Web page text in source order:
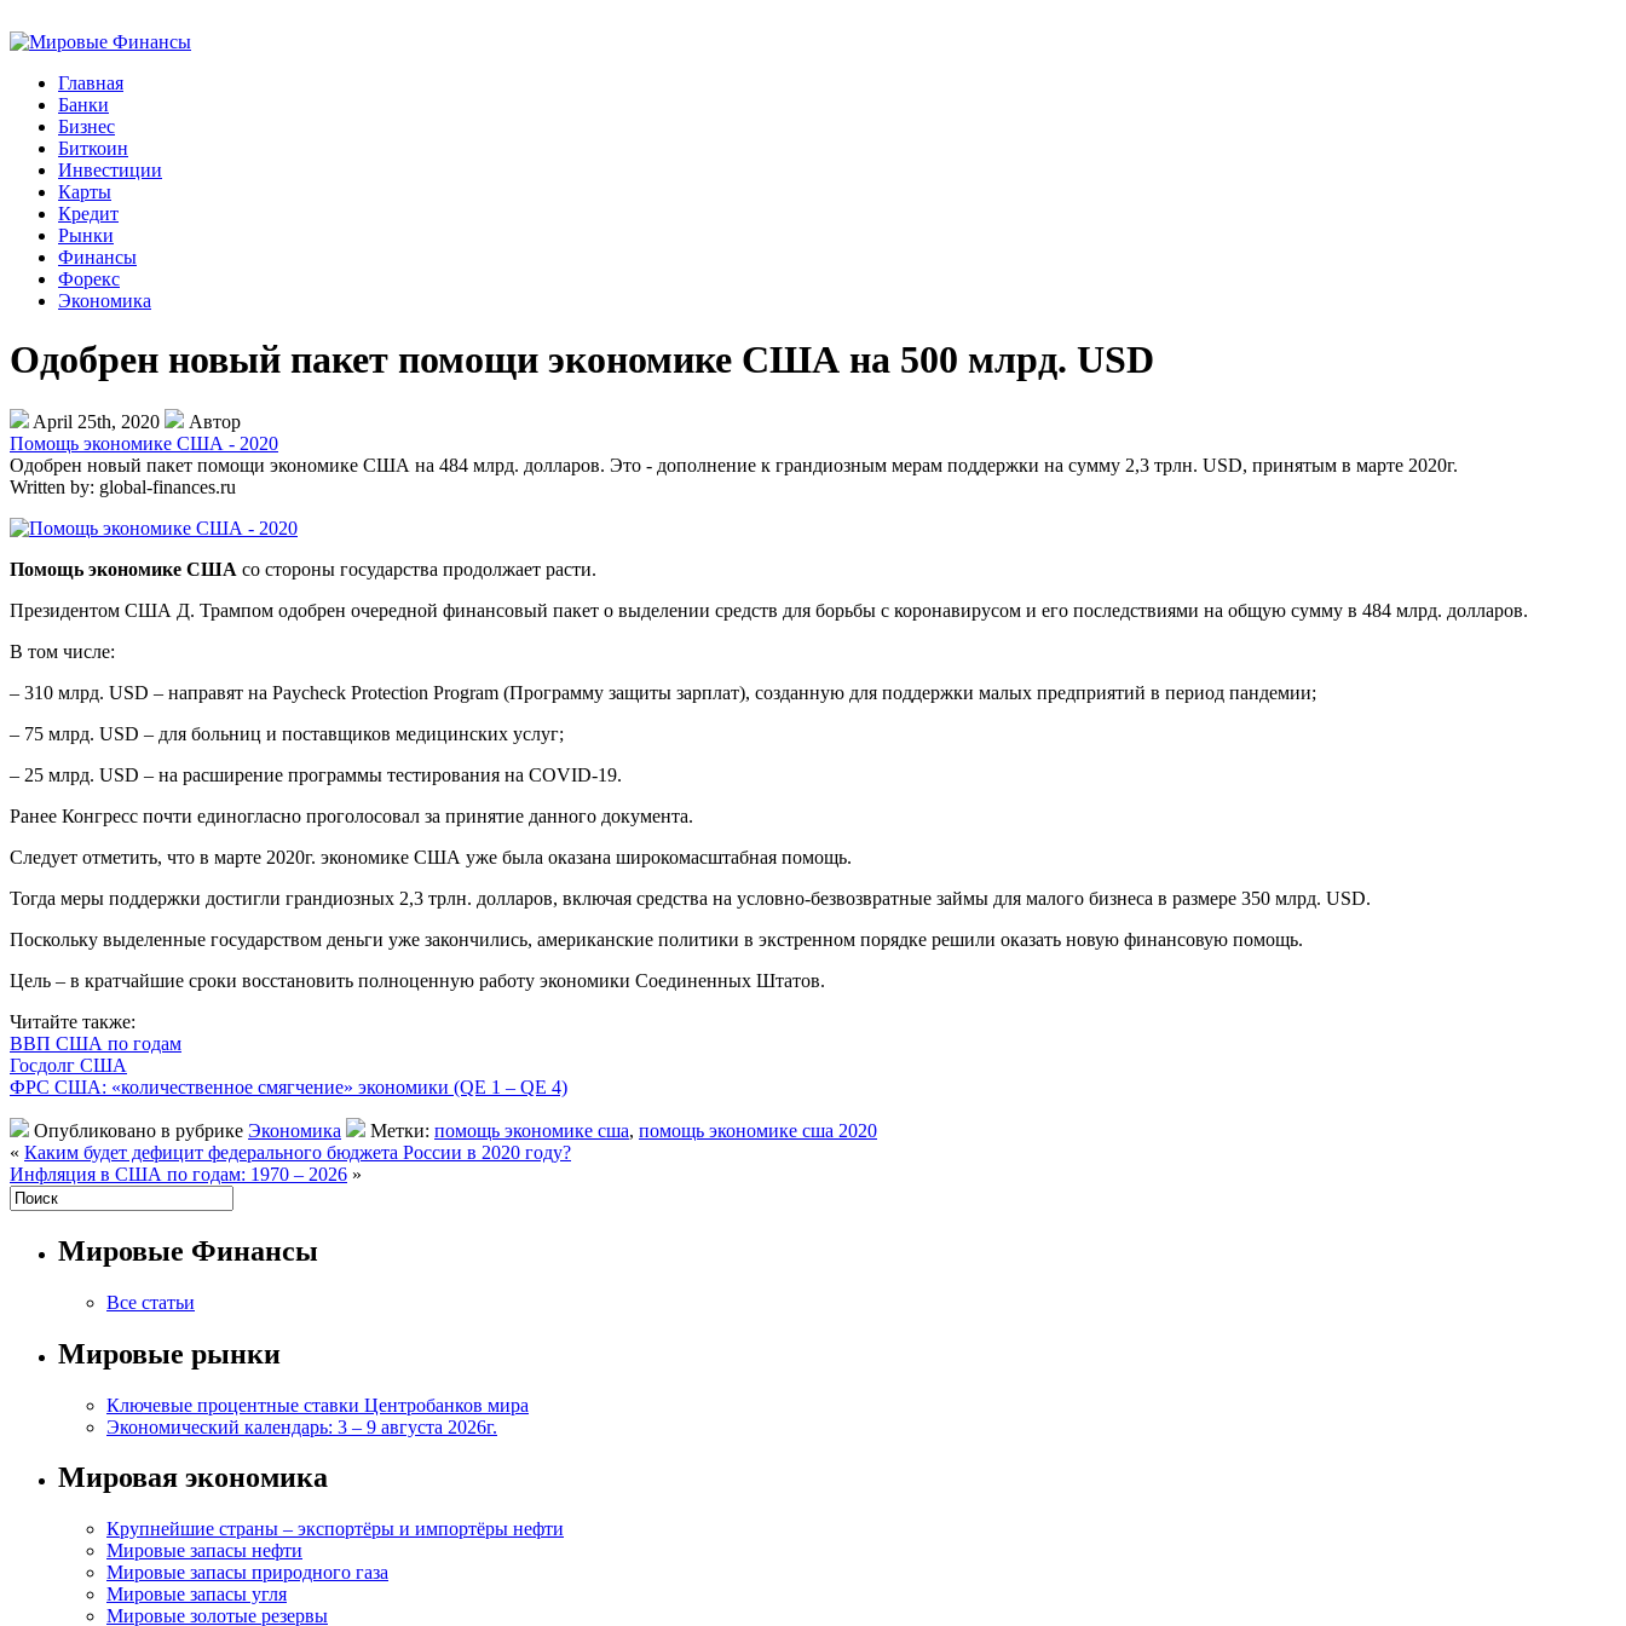
Главная
Банки
Бизнес
Биткоин
Инвестиции
Карты
Кредит
Рынки
Финансы
Форекс
Экономика
Одобрен новый пакет помощи экономике США на 500 млрд. USD
April 25th, 2020
Автор
Помощь экономике США - 2020
Одобрен новый пакет помощи экономике США на 484 млрд. долларов. Это - дополнение к грандиозным мерам поддержки на сумму 2,3 трлн. USD, принятым в марте 2020г.
Written by: global-finances.ru
Помощь экономике США со стороны государства продолжает расти.
Президентом США Д. Трампом одобрен очередной финансовый пакет о выделении средств для борьбы с коронавирусом и его последствиями на общую сумму в 484 млрд. долларов.
В том числе:
– 310 млрд. USD – направят на Paycheck Protection Program (Программу защиты зарплат), созданную для поддержки малых предприятий в период пандемии;
– 75 млрд. USD – для больниц и поставщиков медицинских услуг;
– 25 млрд. USD – на расширение программы тестирования на COVID-19.
Ранее Конгресс почти единогласно проголосовал за принятие данного документа.
Следует отметить, что в марте 2020г. экономике США уже была оказана широкомасштабная помощь.
Тогда меры поддержки достигли грандиозных 2,3 трлн. долларов, включая средства на условно-безвозвратные займы для малого бизнеса в размере 350 млрд. USD.
Поскольку выделенные государством деньги уже закончились, американские политики в экстренном порядке решили оказать новую финансовую помощь.
Цель – в кратчайшие сроки восстановить полноценную работу экономики Соединенных Штатов.
Читайте также:
ВВП США по годам
Госдолг США
ФРС США: «количественное смягчение» экономики (QE 1 – QE 4)
Опубликовано в рубрике Экономика Метки: помощь экономике сша, помощь экономике сша 2020
« Каким будет дефицит федерального бюджета России в 2020 году?
Инфляция в США по годам: 1970 – 2026 »
Мировые Финансы
Все статьи
Мировые рынки
Ключевые процентные ставки Центробанков мира
Экономический календарь: 3 – 9 августа 2026г.
Мировая экономика
Крупнейшие страны – экспортёры и импортёры нефти
Мировые запасы нефти
Мировые запасы природного газа
Мировые запасы угля
Мировые золотые резервы